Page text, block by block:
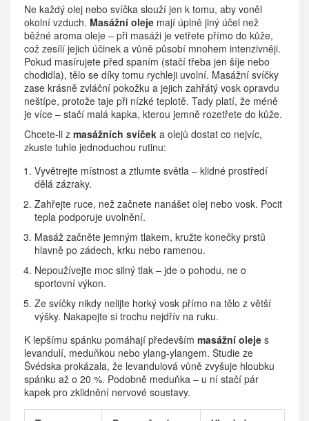
Ne každý olej nebo svíčka slouží jen k tomu, aby voněl
okolní vzduch. Masážní oleje mají úplně jiný účel než
běžné aroma oleje – při masáži je vetřete přímo do kůže,
což zesílí jejich účinek a vůně působí mnohem intenzivněji.
Pokud masírujete před spaním (stačí třeba jen šíje nebo
chodidla), tělo se díky tomu rychleji uvolní. Masážní svíčky
zase krásně zvláční pokožku a jejich zahřátý vosk opravdu
neštípe, protože taje při nízké teplotě. Tady platí, že méně
je více – stačí malá kapka, kterou jemně rozetřete do kůže.
Chcete-li z masážních svíček a olejů dostat co nejvíc,
zkuste tuhle jednoduchou rutinu:
Vyvětrejte místnost a ztlumte světla – klidné prostředí
dělá zázraky.
Zahřejte ruce, než začnete nanášet olej nebo vosk. Pocit
tepla podporuje uvolnění.
Masáž začněte jemným tlakem, kružte konečky prstů
hlavně po zádech, krku nebo ramenou.
Nepoužívejte moc silný tlak – jde o pohodu, ne o
sportovní výkon.
Ze svíčky nikdy nelijte horký vosk přímo na tělo z větší
výšky. Nakapejte si trochu nejdřív na ruku.
K lepšímu spánku pomáhají především masážní oleje s
levandulí, meduňkou nebo ylang-ylangem. Studie ze
Švédska prokázala, že levandulová vůně zvyšuje hloubku
spánku až o 20 %. Podobně meduňka – u ní stačí pár
kapek pro zklidnění nervové soustavy.